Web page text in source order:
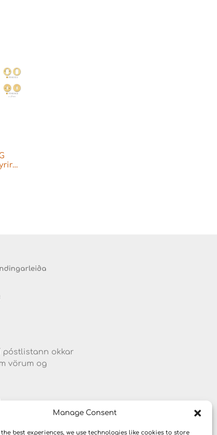
Manage Consent
best experiences, we use technologies like cookies to store
póstlistann okkar
vörum og